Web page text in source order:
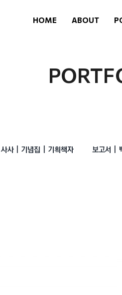
HOME ABOUT
사사 | 기념집 | 기획책자 보고서 |